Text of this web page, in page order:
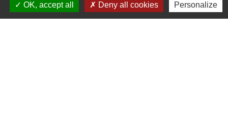
Jumelage
OK, accept all
Deny all cookies Personalize